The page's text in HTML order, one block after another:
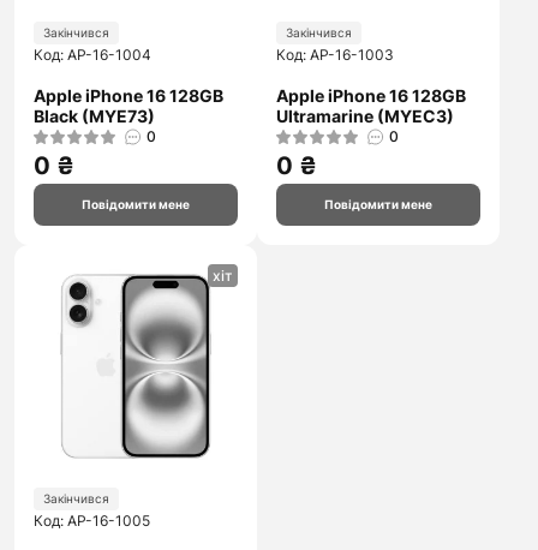
Закінчився
Код: AP-16-1004
Apple iPhone 16 128GB
Black (MYE73)
0
0 ₴
Повідомити мене
Закінчився
Код: AP-16-1003
Apple iPhone 16 128GB
Ultramarine (MYEC3)
0
0 ₴
Повідомити мене
хіт
Закінчився
Код: AP-16-1005